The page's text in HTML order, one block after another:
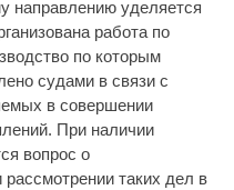
направлению уделяется
работа по
по которым
судами в связи с
в совершении
При наличии
вопрос о
таких дел в